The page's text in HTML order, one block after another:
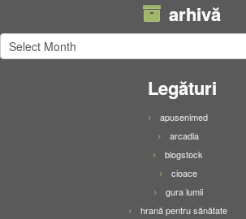
arhivă
arhivă
Legături
apusenimed
arcadia
blogstock
cioace
gura lumii
hrană pentru sănătate